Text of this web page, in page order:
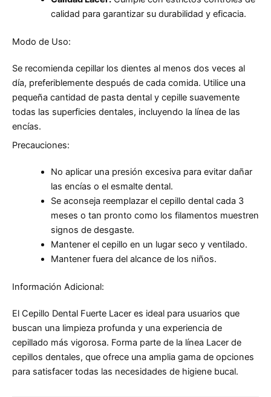
calidad para garantizar su durabilidad y eficacia.
Modo de Uso:
Se recomienda cepillar los dientes al menos dos veces al
día, preferiblemente después de cada comida. Utilice una
pequeña cantidad de pasta dental y cepille suavemente
todas las superficies dentales, incluyendo la línea de las
encías.
Precauciones:
No aplicar una presión excesiva para evitar dañar
las encías o el esmalte dental.
Se aconseja reemplazar el cepillo dental cada 3
meses o tan pronto como los filamentos muestren
signos de desgaste.
Mantener el cepillo en un lugar seco y ventilado.
Mantener fuera del alcance de los niños.
Información Adicional:
El Cepillo Dental Fuerte Lacer es ideal para usuarios que
buscan una limpieza profunda y una experiencia de
cepillado más vigorosa. Forma parte de la línea Lacer de
cepillos dentales, que ofrece una amplia gama de opciones
para satisfacer todas las necesidades de higiene bucal.